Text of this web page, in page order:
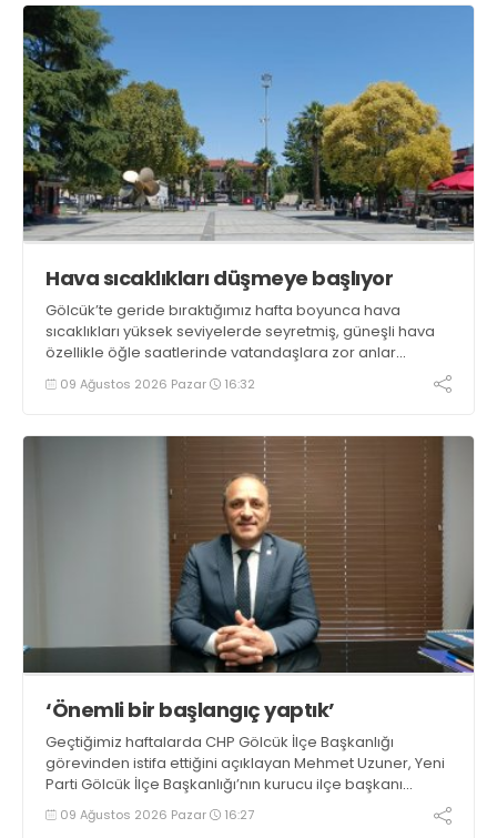
Hava sıcaklıkları düşmeye başlıyor
Gölcük’te geride bıraktığımız hafta boyunca hava
sıcaklıkları yüksek seviyelerde seyretmiş, güneşli hava
özellikle öğle saatlerinde vatandaşlara zor anlar
yaşatmıştı. Yeni haftada sıcaklıkların bir miktar düşmesi
beklenirken parçalı bulutlu ve güneşli hava ihtimali öne
09 Ağustos 2026 Pazar 16:32
‘Önemli bir başlangıç yaptık’
Geçtiğimiz haftalarda CHP Gölcük İlçe Başkanlığı
görevinden istifa ettiğini açıklayan Mehmet Uzuner, Yeni
Parti Gölcük İlçe Başkanlığı’nın kurucu ilçe başkanı
olarak atandı. Uzuner, konuyla ilgili açıklamasında
“Önemli bir başlangıç yaptığımızı düşünüyoruz” dedi
09 Ağustos 2026 Pazar 16:27